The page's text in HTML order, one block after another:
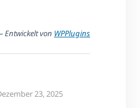
– Entwickelt von WPPlugins
23, 2025